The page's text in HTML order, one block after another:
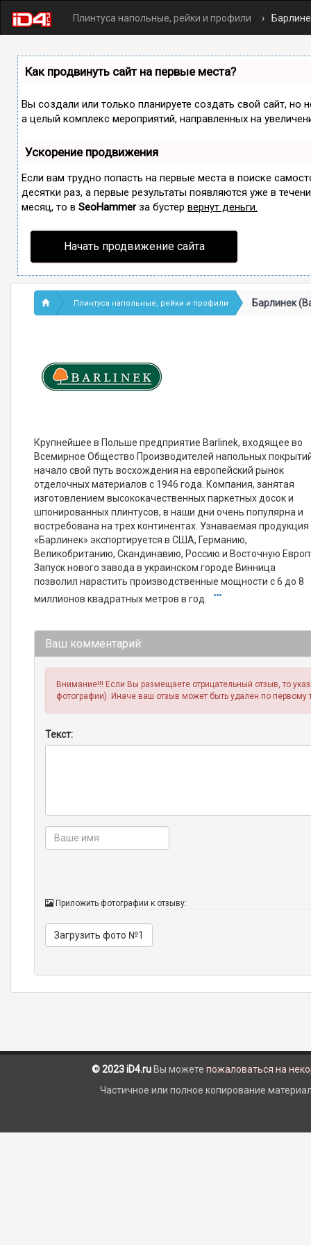
Плинтуса напольные, рейки и профили
Как продвинуть сайт на первые места?
Вы создали или только планируете создать свой сайт, но
а целый комплекс мероприятий, направленных на
Ускорение продвижения
Если вам трудно попасть на первые места в поиске
десятки раз, а первые результаты появляются уже в
месяц, то в SeoHammerза бустер вернут деньги.
Начать продвижение сайта
Плинтуса напольные, рейки и профили Барлинек
Крупнейшее в Польше предприятие Barlinek, входящее во
Всемирное Общество Производителей напольных
начало свой путь восхождения на европейский рынок
отделочных материалов с 1946 года. Компания, занятая
изготовлением высококачественных паркетных досок и
шпонированных плинтусов, в наши дни очень популярна и
востребована на трех континентах. Узнаваемая продукция
«Барлинек» экспортируется в США, Германию,
Великобританию, Скандинавию, Россию и Восточную
Запуск нового завода в украинском городе Винница
позволил нарастить производственные мощности с 6 до 8
миллионов квадратных метров в год.
Ваш комментарий:
Внимание!!! Если Вы размещаете отрицательный отзыв, то
фотографии). Иначе ваш отзыв может быть удален по первому
Текст:
Приложить фотографии к отзыву:
Загрузить фото №1
© 2023 iD4.ru Вы можете пожаловаться на
Частичное или полное копирование